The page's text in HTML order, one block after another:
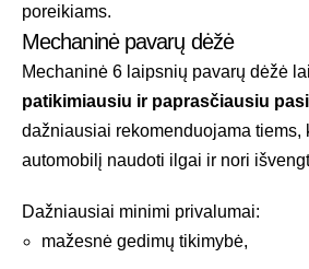
poreikiams.
Mechaninė pavarų dėžė
Mechaninė 6 laipsnių pavarų dėžė
patikimiausiu ir paprasčiausiu
dažniausiai rekomenduojama tiems,
automobilį naudoti ilgai ir nori
Dažniausiai minimi privalumai:
mažesnė gedimų tikimybė,